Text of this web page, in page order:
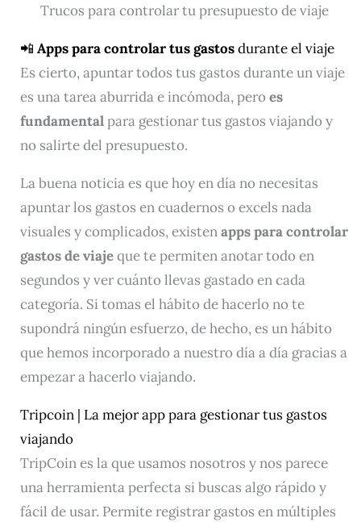
Trucos para controlar tu presupuesto de viaje
📲 Apps para controlar tus gastosdurante el viaje
Es cierto, apuntar todos tus gastos durante un viaje
es una tarea aburrida e incómoda, peroes
fundamentalpara gestionar tus gastos viajando y
no salirte del presupuesto.
La buena noticia es que hoy en día no necesitas
apuntar los gastos en cuadernos o excels nada
visuales y complicados, existenapps para controlar
gastos de viajeque te permiten anotar todo en
segundos y ver cuánto llevas gastado en cada
categoría. Si tomas el hábito de hacerlo no te
supondrá ningún esfuerzo, de hecho, es un hábito
que hemos incorporado a nuestro día a día gracias a
empezar a hacerlo viajando.
Tripcoin | La mejor app para gestionar tus gastos
viajando
TripCoin es la que usamos nosotros y nos parece
una herramienta perfecta si buscas algo rápido y
fácil de usar. Permite registrar gastos en múltiples